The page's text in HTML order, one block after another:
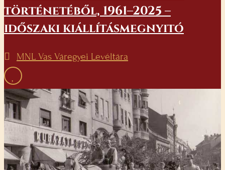
történetéből, 1961–2025 –
időszaki kiállításmegnyitó
MNL Vas Váregyei Levéltára